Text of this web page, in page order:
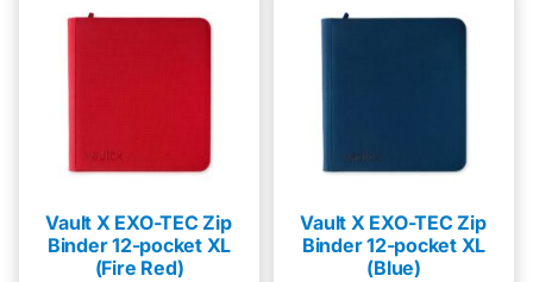
Vault X EXO-TEC Zip
Binder 12-pocket XL
(Fire Red)
Vault X EXO-TEC Zip
Binder 12-pocket XL
(Blue)